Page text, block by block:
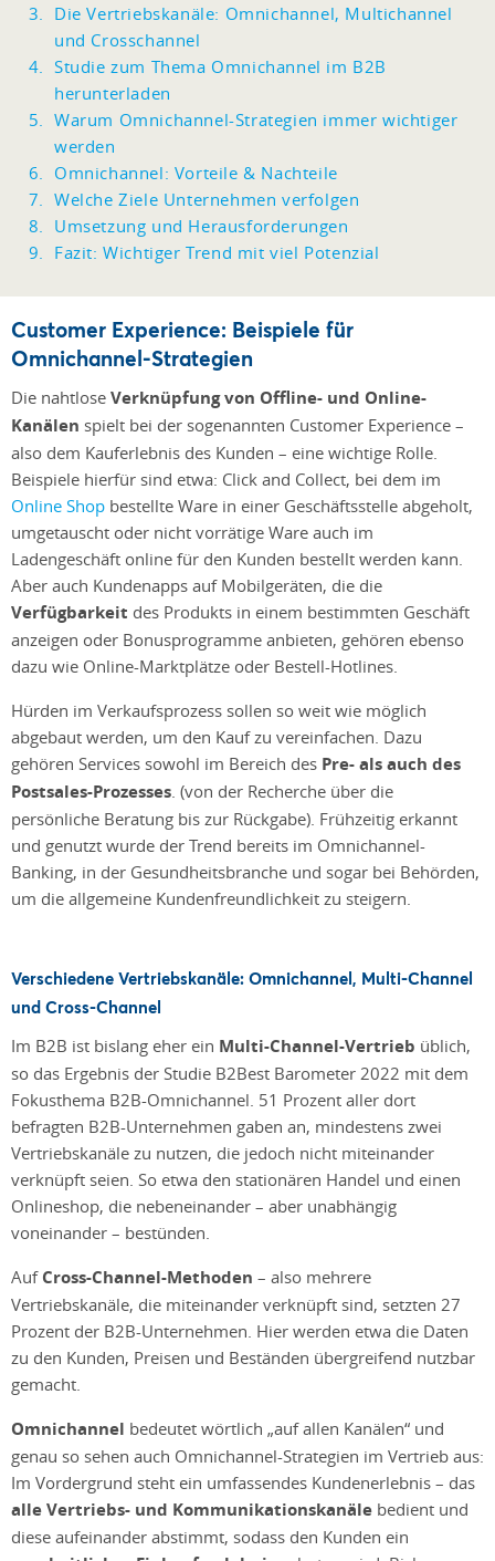
Die Vertriebskanäle: Omnichannel, Multichannel
und Crosschannel
Studie zum Thema Omnichannel im B2B
herunterladen
Warum Omnichannel-Strategien immer wichtiger
werden
Omnichannel: Vorteile & Nachteile
Welche Ziele Unternehmen verfolgen
Umsetzung und Herausforderungen
Fazit: Wichtiger Trend mit viel Potenzial
Customer Experience: Beispiele für
Omnichannel-Strategien
Die nahtlose Verknüpfung von Offline- und Online-
Kanälen spielt bei der sogenannten Customer Experience –
also dem Kauferlebnis des Kunden – eine wichtige Rolle.
Beispiele hierfür sind etwa: Click and Collect, bei dem im
Online Shop bestellte Ware in einer Geschäftsstelle abgeholt,
umgetauscht oder nicht vorrätige Ware auch im
Ladengeschäft online für den Kunden bestellt werden kann.
Aber auch Kundenapps auf Mobilgeräten, die die
Verfügbarkeit des Produkts in einem bestimmten Geschäft
anzeigen oder Bonusprogramme anbieten, gehören ebenso
dazu wie Online-Marktplätze oder Bestell-Hotlines.
Hürden im Verkaufsprozess sollen so weit wie möglich
abgebaut werden, um den Kauf zu vereinfachen. Dazu
gehören Services sowohl im Bereich des Pre- als auch des
Postsales-Prozesses . (von der Recherche über die
persönliche Beratung bis zur Rückgabe). Frühzeitig erkannt
und genutzt wurde der Trend bereits im Omnichannel-
Banking, in der Gesundheitsbranche und sogar bei Behörden,
um die allgemeine Kundenfreundlichkeit zu steigern.
Verschiedene Vertriebskanäle: Omnichannel, Multi-Channel
und Cross-Channel
Im B2B ist bislang eher ein Multi-Channel-Vertrieb üblich,
so das Ergebnis der Studie B2Best Barometer 2022 mit dem
Fokusthema B2B-Omnichannel. 51 Prozent aller dort
befragten B2B-Unternehmen gaben an, mindestens zwei
Vertriebskanäle zu nutzen, die jedoch nicht miteinander
verknüpft seien. So etwa den stationären Handel und einen
Onlineshop, die nebeneinander – aber unabhängig
voneinander – bestünden.
Auf Cross-Channel-Methoden – also mehrere
Vertriebskanäle, die miteinander verknüpft sind, setzten 27
Prozent der B2B-Unternehmen. Hier werden etwa die Daten
zu den Kunden, Preisen und Beständen übergreifend nutzbar
gemacht.
Omnichannel bedeutet wörtlich „auf allen Kanälen“ und
genau so sehen auch Omnichannel-Strategien im Vertrieb aus:
Im Vordergrund steht ein umfassendes Kundenerlebnis – das
alle Vertriebs- und Kommunikationskanäle bedient und
diese aufeinander abstimmt, sodass den Kunden ein